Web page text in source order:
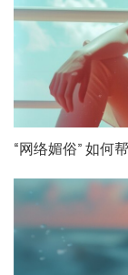
“网络媚俗” 如何